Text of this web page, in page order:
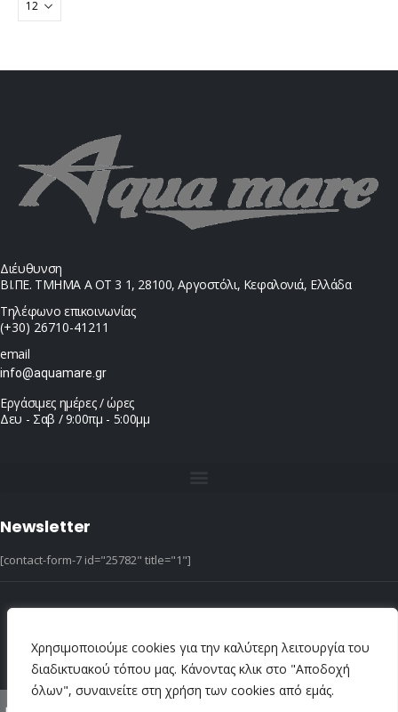
Χρησιμοποιούμε cookies για την καλύτερη λειτουργία του
διαδικτυακού τόπου μας. Κάνοντας κλικ στο "Αποδοχή
όλων", συναινείτε στη χρήση των cookies από εμάς.
Διέυθυνση
ΒΙ.ΠΕ. ΤΜΗΜΑ Α ΟΤ 3 1, 28100, Αργοστόλι, Κεφαλονιά, Ελλάδα
Τηλέφωνο επικοινωνίας
(+30) 26710-41211
email
info@aquamare.gr
Εργάσιμες ημέρες / ώρες
Δευ - Σαβ / 9:00πμ - 5:00μμ
Newsletter
[contact-form-7 id="25782" title="1"]